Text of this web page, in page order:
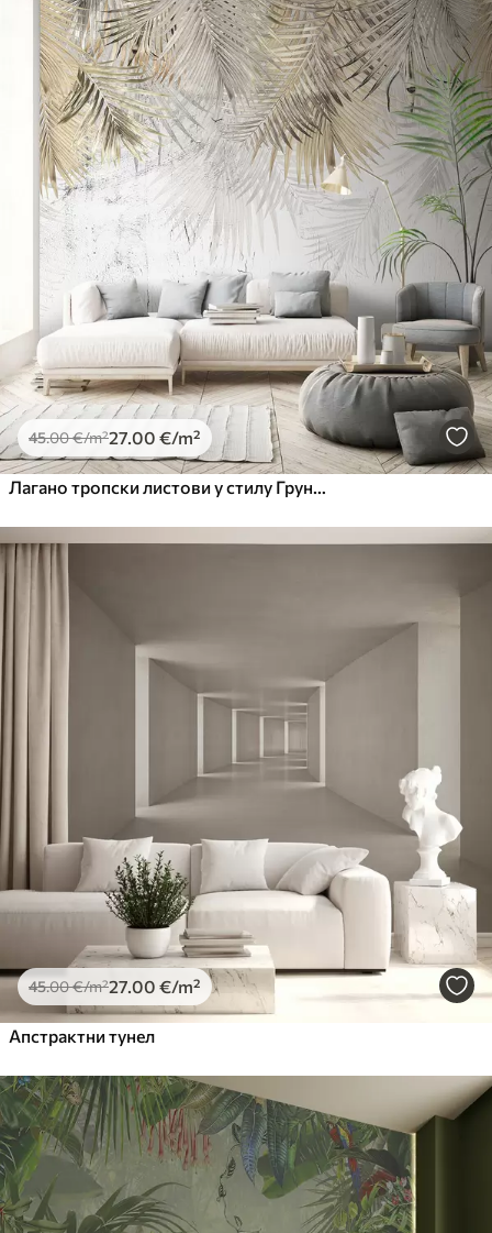
45.00€/m²27 .00 €/m²
45.00€/m²27 .00 €/m²
Апстрактни тунел